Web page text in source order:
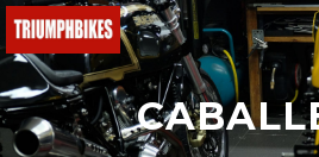
BMW
Ducati